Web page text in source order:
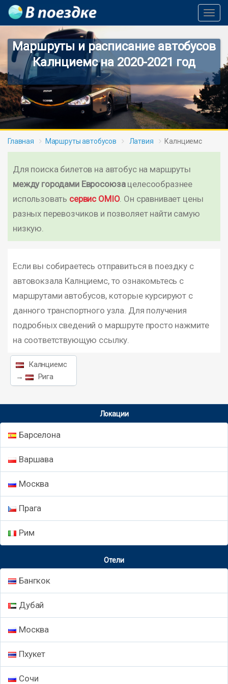
Маршруты и расписание автобусов
Калнциемс на 2020-2021 год
Главная Маршруты автобусов Латвия Калнциемс
Для поиска билетов на автобус на маршруты
между городами Евросоюзацелесообразнее
использовать сервис OMIO. Он сравнивает цены
разных перевозчиков и позволяет найти самую
низкую.
Если вы собираетесь отправиться в поездку с
автовокзала Калнциемс, то ознакомьтесь с
маршрутами автобусов, которые курсируют с
данного транспортного узла. Для получения
подробных сведений о маршруте просто нажмите
на соответствующую ссылку.
Калнциемс
→
Рига
Локации
Барселона
Варшава
Москва
Прага
Рим
Отели
Бангкок
Дубай
Москва
Пхукет
Сочи